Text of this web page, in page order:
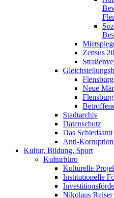
Zensus
Neue
Stadtarchiv
Datenschutz
Das Schiedsamt
Anti-
Kultur, Bildung, Sport
Kulturbüro
Kulturelle
Institutionelle
Nikolaus